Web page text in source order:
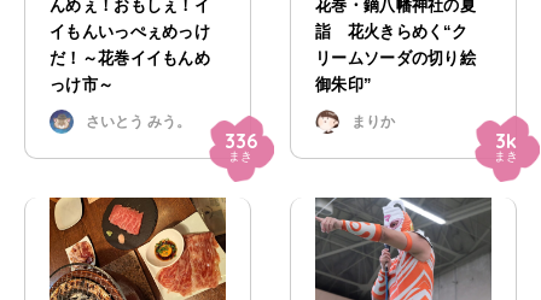
336
まき
んめぇ！おもしぇ！イ
イもんいっぺぇめっけ
だ！～花巻イイもんめ
っけ市～
さいとう みう。
3k
まき
花巻・鏑八幡神社の夏
詣 花火きらめく“ク
リームソーダの切り絵
御朱印”
まりか